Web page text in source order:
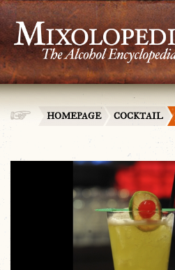
HOMEPAGE COCKTAIL